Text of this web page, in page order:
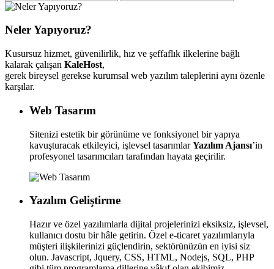
Neler Yapıyoruz?
Kusursuz hizmet, güvenilirlik, hız ve şeffaflık ilkelerine bağlı
kalarak çalışan KaleHost,
gerek bireysel gerekse kurumsal web yazılım taleplerini aynı özenle
karşılar.
Web Tasarım
Sitenizi estetik bir görünüme ve fonksiyonel bir yapıya
kavuşturacak etkileyici, işlevsel tasarımlarYazılım Ajansı’in
profesyonel tasarımcıları tarafından hayata geçirilir.
Yazılım Geliştirme
Hazır ve özel yazılımlarla dijital projelerinizi eksiksiz, işlevsel,
kullanıcı dostu bir hâle getirin. Özel e-ticaret yazılımlarıyla
müşteri ilişkilerinizi güçlendirin, sektörünüzün en iyisi siz
olun. Javascript, Jquery, CSS, HTML, Nodejs, SQL, PHP